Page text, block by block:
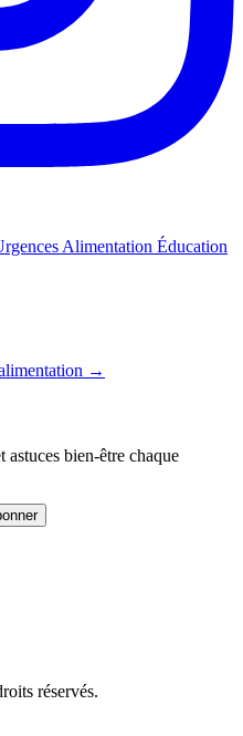
Alimentation Éducation
→
astuces bien-être chaque
réservés.